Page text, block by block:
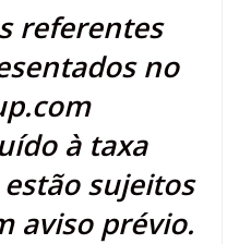
referentes
no
à taxa
sujeitos
aviso prévio.